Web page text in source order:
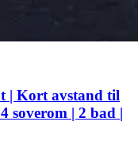
| Kort avstand til
soverom | 2 bad |